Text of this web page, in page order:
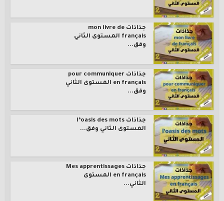
جذاذات mon livre de
français المستوى الثاني
وفق...
جذاذات pour communiquer
en français المستوى الثاني
وفق...
جذاذات l’oasis des mots
المستوى الثاني وفق...
جذاذات Mes apprentissages
en français المستوى
الثاني...